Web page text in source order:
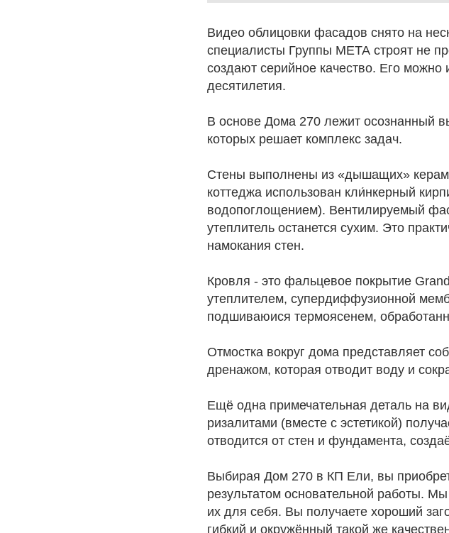
Видео облицовки фасадов снято на
специалисты Группы МЕТА строят не
создают серийное качество. Его можно
десятилетия.
В основе Дома 270 лежит осознанный
которых решает комплекс задач.
Стены выполнены из «дышащих»
коттеджа использован кли́нкерный
водопоглощением). Вентилируемый
утеплитель останется сухим. Это
намокания стен.
Кровля - это фальцевое покрытие
утеплителем, супердиффузионной
подшиваюися термоясенем,
Отмостка вокруг дома представляет
дренажом, которая отводит воду и
Ещё одна примечательная деталь на
ризалитами (вместе с эстетикой)
отводится от стен и фундамента,
Выбирая Дом 270 в КП Ели, вы
результатом основательной работы.
их для себя. Вы получаете хороший
гибкий и окружённый такой же